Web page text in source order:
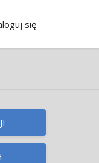
się